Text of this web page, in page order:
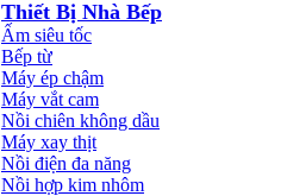
Thiết Bị Nhà Bếp
Ấm siêu tốc
Bếp từ
Máy ép chậm
Máy vắt cam
Nồi chiên không dầu
Máy xay thịt
Nồi điện đa năng
Nồi hợp kim nhôm